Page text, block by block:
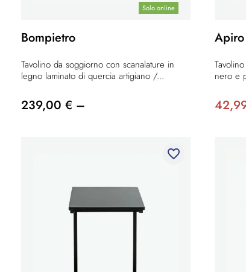
Solo online
Bompietro
Tavolino da soggiorno con scanalature in
legno laminato di quercia artigiano /...
239,00 € –
Apiro
nero e
favorite_border